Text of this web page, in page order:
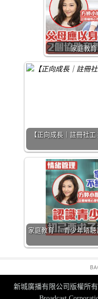
家庭教
【正向成長｜註冊社
家庭教育 ｜ 青少年唔
新城廣播有限公司版權所